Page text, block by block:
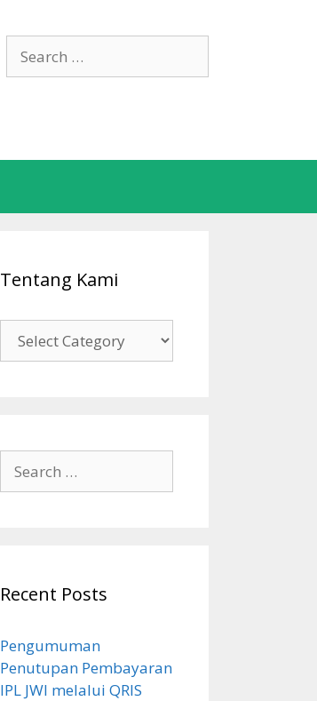
for:
Tentang Kami
Kami
for:
Recent Posts
Pengumuman
Penutupan Pembayaran
IPL JWI melalui QRIS